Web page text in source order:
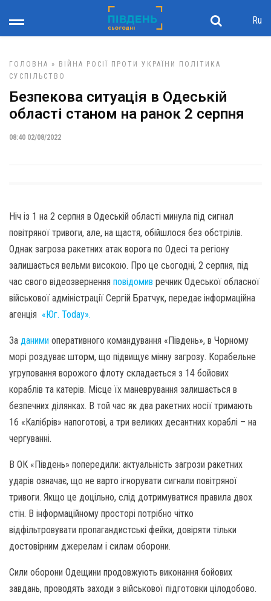
Ru
ГОЛОВНА » ВІЙНА РОСІЇ ПРОТИ УКРАЇНИ
ПОЛІТИКА
СУСПІЛЬСТВО
Безпекова ситуація в Одеській
області станом на ранок 2 серпня
08:40 02/08/2022
Ніч із 1 на 2 серпня в Одеській області минула під сигнал
повітряної тривоги, але, на щастя, обійшлося без обстрілів.
Однак загроза ракетних атак ворога по Одесі та регіону
залишається вельми високою. Про це сьогодні, 2 серпня, під
час свого відеозвернення повідомив речник Одеської обласної
військової адміністрації Сергій Братчук, передає інформаційна
агенція «Юг. Today».
За даними оперативного командування «Південь», в Чорному
морі роздуває шторм, що підвищує мінну загрозу. Корабельне
угруповання ворожого флоту складається з 14 бойових
кораблів та катерів. Місце їх маневрування залишається в
безпечних ділянках. В той час як два ракетних носії тримають
16 «Калібрів» напоготові, а три великих десантних кораблі – на
чергуванні.
В ОК «Південь» попередили: актуальність загрози ракетних
ударів означає, що не варто ігнорувати сигнали повітряної
тривоги. Якщо це доцільно, слід дотримуватися правила двох
стін. В інформаційному просторі потрібно чітко
відфільтровувати пропагандистські фейки, довіряти тільки
достовірним джерелам і силам оборони.
Сили оборони Одещини продовжують виконання бойових
завдань, проводять заходи з військової підготовки цілодобово.